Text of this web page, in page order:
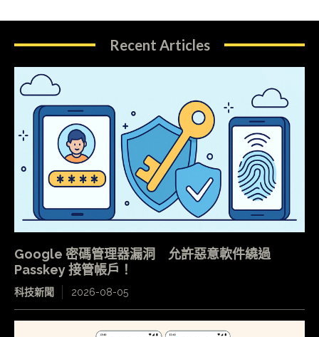
Recent Articles
Google 密碼管理器漏洞 允許惡意軟件繞過
Passkey 接管帳戶！
科技新聞 2026-08-05